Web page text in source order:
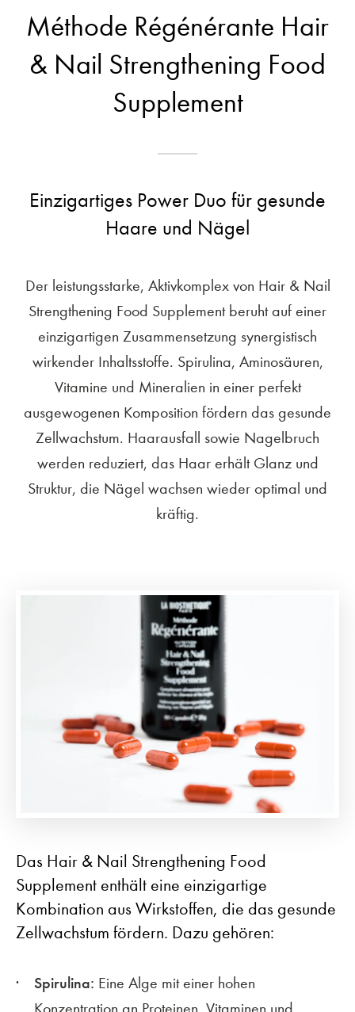
Méthode Régénérante Hair
& Nail Strengthening Food
Supplement
Einzigartiges Power Duo für gesunde
Haare und Nägel
Der leistungsstarke, Aktivkomplex von Hair & Nail
Strengthening Food Supplement beruht auf einer
einzigartigen Zusammensetzung synergistisch
wirkender Inhaltsstoffe. Spirulina, Aminosäuren,
Vitamine und Mineralien in einer perfekt
ausgewogenen Komposition fördern das gesunde
Zellwachstum. Haarausfall sowie Nagelbruch
werden reduziert, das Haar erhält Glanz und
Struktur, die Nägel wachsen wieder optimal und
kräftig.
Das Hair & Nail Strengthening Food
Supplement enthält eine einzigartige
Kombination aus Wirkstoffen, die das gesunde
Zellwachstum fördern. Dazu gehören:
Spirulina: Eine Alge mit einer hohen